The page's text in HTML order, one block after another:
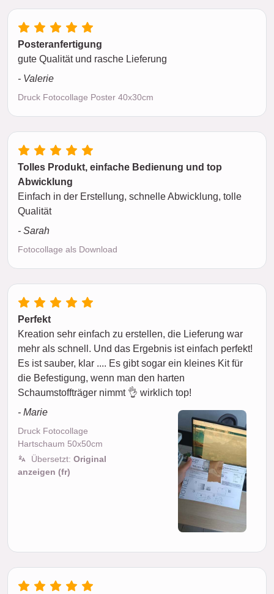
Posteranfertigung
gute Qualität und rasche Lieferung
- Valerie
Druck Fotocollage Poster 40x30cm
Tolles Produkt, einfache Bedienung und top
Abwicklung
Einfach in der Erstellung, schnelle Abwicklung, tolle
Qualität
- Sarah
Fotocollage als Download
Perfekt
Kreation sehr einfach zu erstellen, die Lieferung war
mehr als schnell. Und das Ergebnis ist einfach perfekt!
Es ist sauber, klar .... Es gibt sogar ein kleines Kit für
die Befestigung, wenn man den harten
Schaumstoffträger nimmt 👌 wirklich top!
- Marie
Druck Fotocollage
Hartschaum 50x50cm
Übersetzt: Original
anzeigen (fr)